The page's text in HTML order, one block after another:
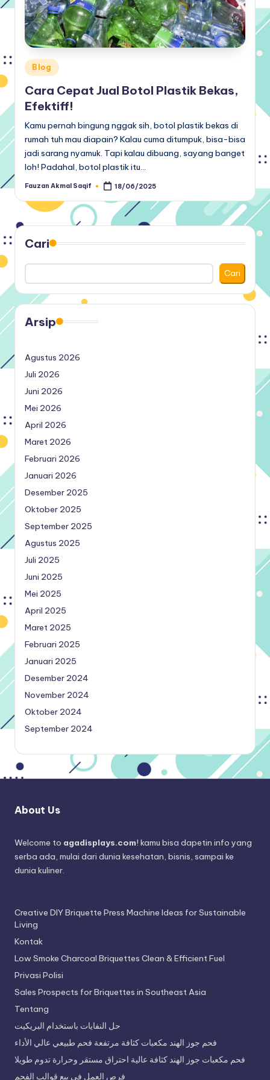
Posted
in
Blog
Cara Cepat Jual Botol Plastik Bekas,
Efektiff!
Kamu pernah bingung nggak sih, botol plastik bekas di
rumah tuh mau diapain? Kalau cuma ditumpuk, bisa-bisa
jadi sarang nyamuk. Tapi kalau dibuang, sayang banget
loh! Padahal, botol plastik itu…
Posted
Fauzan Akmal Saqif 18/06/2025
Cari
Cari
Arsip
Agustus 2026
Juli 2026
Juni 2026
Mei 2026
April 2026
Maret 2026
Februari 2026
Januari 2026
Desember 2025
Oktober 2025
September 2025
Agustus 2025
Juli 2025
Juni 2025
Mei 2025
April 2025
Maret 2025
Februari 2025
Januari 2025
Desember 2024
November 2024
Oktober 2024
September 2024
About Us
Welcome to agadisplays.com! kamu bisa dapetin info yang
serba ada, mulai dari dunia kesehatan, bisnis, sampai ke
dunia kuliner.
Creative DIY Briquette Press Machine Ideas for Sustainable
Living
Kontak
Low Smoke Charcoal Briquettes Clean & Efficient Fuel
Privasi Polisi
Sales Prospects for Briquettes in Southeast Asia
Tentang
حل النفايات باستخدام البريكيت
فحم جوز الهند مكعبات كثافة مرتفعة فحم طبيعي عالي الأداء
فحم مكعبات جوز الهند كثافة عالية احتراق مستقر وحرارة تدوم طويلا
فرص العمل في بيع قوالب الفحم